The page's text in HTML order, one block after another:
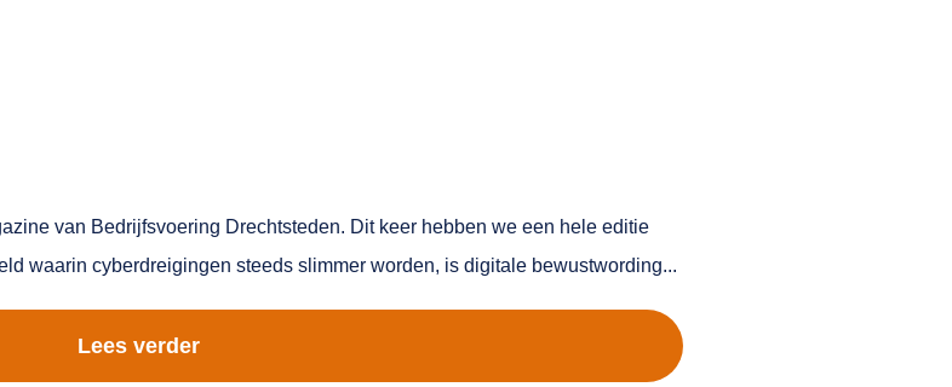
van Bedrijfsvoering Drechtsteden. Dit keer hebben we een hele editie
waarin cyberdreigingen steeds slimmer worden, is digitale bewustwording...
Lees verder